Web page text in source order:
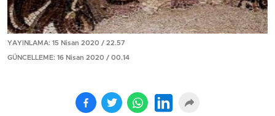
YAYINLAMA: 15 Nisan 2020 / 22.57
GÜNCELLEME: 16 Nisan 2020 / 00.14